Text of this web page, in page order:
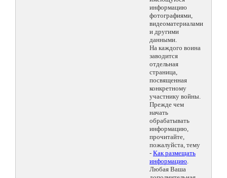
информацию
фотографиями,
видеоматериалами
и другими
данными.
На каждого воина
заводится
отдельная
страница,
посвященная
конкретному
участнику войны.
Прежде чем
начать
обрабатывать
информацию,
прочитайте,
пожалуйста, тему
- Как размещать
информацию.
Любая Ваша